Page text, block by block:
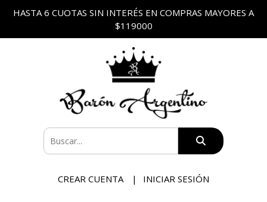
HASTA 6 CUOTAS SIN INTERÉS EN COMPRAS MAYORES A
$119000
CREAR CUENTA INICIAR SESIÓN